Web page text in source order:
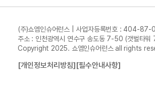
(주)쇼엠인슈어런스 | 사업자등록번호 : 404-
주소 : 인천광역시 연수구 송도동 7-50 (갯벌타워
Copyright 2025. 쇼엠인슈어런스 all rights
[개인정보처리방침][필수안내사항]